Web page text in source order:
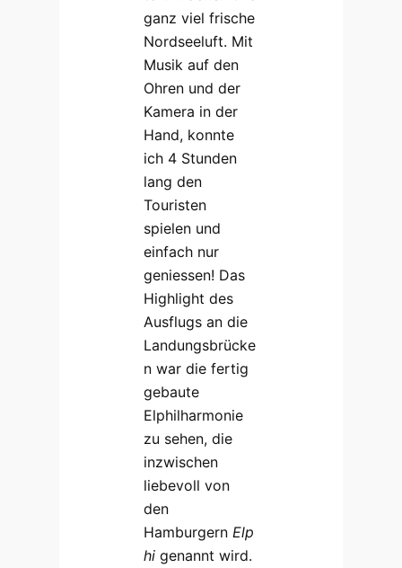
ganz viel frische
Nordseeluft. Mit
Musik auf den
Ohren und der
Kamera in der
Hand, konnte
ich 4 Stunden
lang den
Touristen
spielen und
einfach nur
geniessen! Das
Highlight des
Ausflugs an die
Landungsbrücke
n war die fertig
gebaute
Elphilharmonie
zu sehen, die
inzwischen
liebevoll von
den
Hamburgern Elp
hi genannt wird.